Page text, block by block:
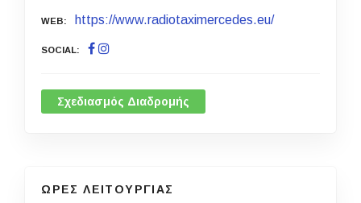
WEB https://www.radiotaximercedes.eu/
SOCIAL
Σχεδιασμός Διαδρομής
ΩΡΕΣ ΛΕΙΤΟΥΡΓΙΑΣ